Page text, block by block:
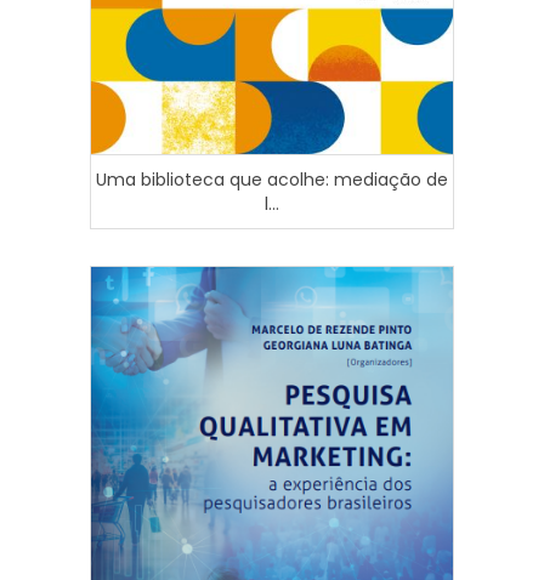
Uma biblioteca que acolhe: mediação de
l...